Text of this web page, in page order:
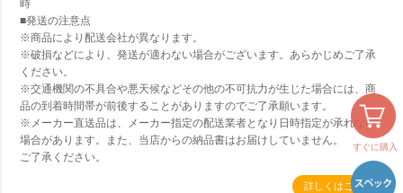
すぐに購入
時
■発送の注意点
※商品により配送会社が異なります。
※破損などにより、発送が適わない場合がございます。あらかじめご了承
ください。
※交通機関の不具合や悪天候などその他の不可抗力が生じた場合には、商
品の到着時間帯が前後することがありますのでご了承願います。
※メーカー直送品は、メーカー指定の配送業者となり日時指定が承れない
場合があります。また、当店からの納品書はお届けしていません。
ご了承ください。
詳しくはこちら